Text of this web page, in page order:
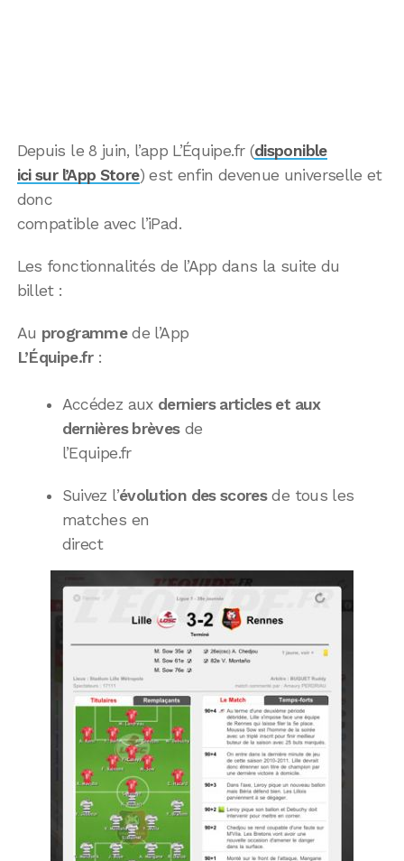
Depuis le 8 juin, l’app L’Équipe.fr (disponible
ici sur l’App Store) est enfin devenue universelle et
donc
compatible avec l’iPad.
Les fonctionnalités de l’App dans la suite du
billet :
Au programmede l’App
L’Équipe.fr:
Accédez aux derniers articles et aux
dernières brèvesde
l’Equipe.fr
Suivez l’évolution des scoresde tous les
matches en
direct